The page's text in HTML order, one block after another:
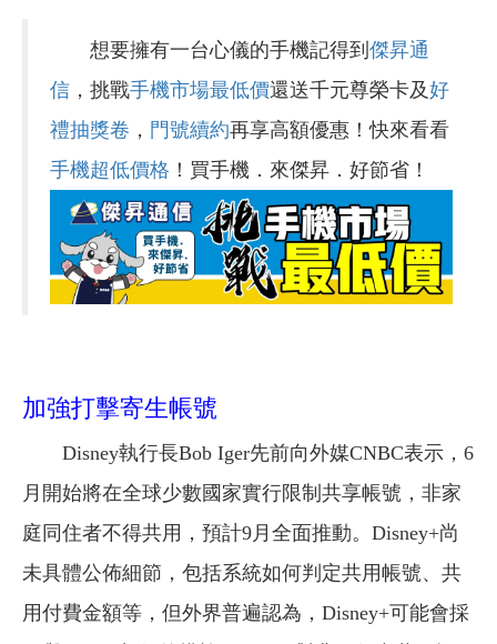
想要擁有一台心儀的手機記得到 傑昇通
信 ，挑戰手機市場最低價還送千元尊榮卡及好
禮抽獎卷 ， 門號續約再享高額優惠！快來看看
手機超低價格 ！買手機．來傑昇．好節省！
加強打擊寄生帳號
Disney執行長Bob Iger先前向外媒CNBC表示，6
月開始將在全球少數國家實行限制共享帳號，非家
庭同住者不得共用，預計9月全面推動。Disney+尚
未具體公佈細節，包括系統如何判定共用帳號、共
用付費金額等，但外界普遍認為，Disney+可能會採